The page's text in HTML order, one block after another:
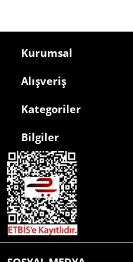
Kurumsal
Alışveriş
Kategoriler
Bilgiler